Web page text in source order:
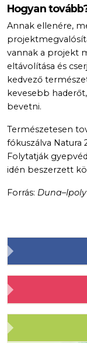
Hogyan
Annak ellenére,
vannak a projekt
eltávolítása és
kedvező
kevesebb
bevetni.
Természetesen
fókuszálva
Folytatják
idén beszerzett
Forrás: